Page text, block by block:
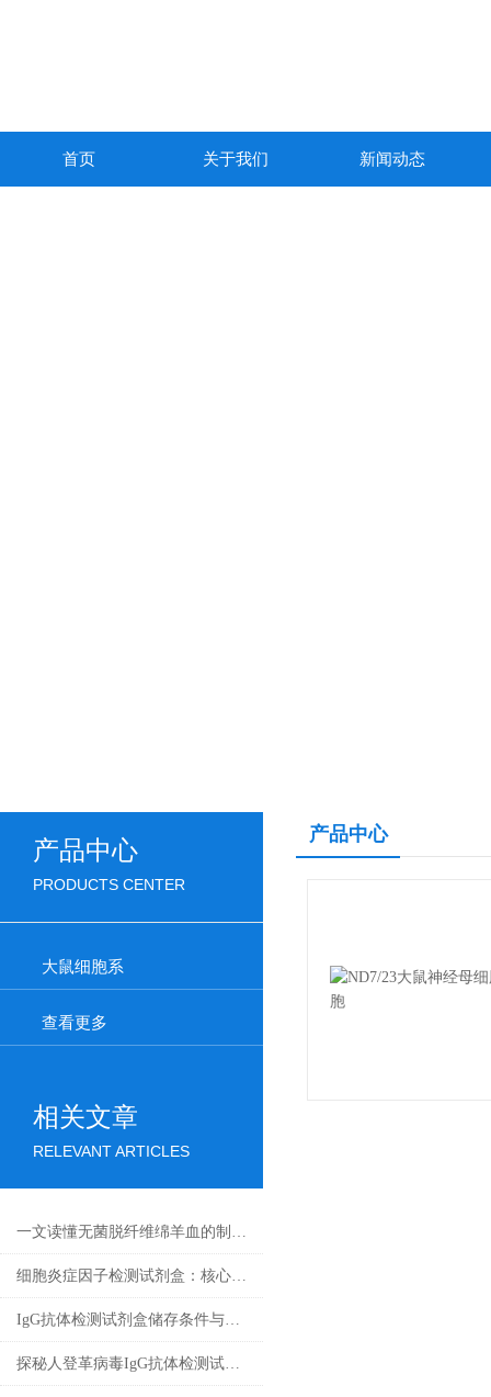
首页 关于我们 新闻动态
产品中心
PRODUCTS CENTER
大鼠细胞系
查看更多
相关文章
RELEVANT ARTICLES
一文读懂无菌脱纤维绵羊血的制备工艺
细胞炎症因子检测试剂盒：核心技术与检测原理全解析
IgG抗体检测试剂盒储存条件与有效期管理
探秘人登革病毒IgG抗体检测试剂盒：科学守护健康防线
产品中心